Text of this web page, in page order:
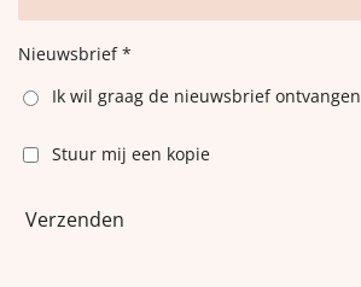
Nieuwsbrief *
Ik wil graag de nieuwsbrief ontvangen
Stuur mij een kopie
Verzenden